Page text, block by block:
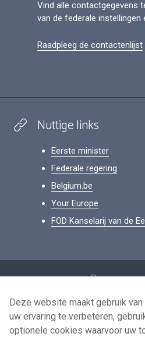
Vind alle contactgegevens
van de federale instellingen
Raadpleeg de contactenlijst
Nuttige links
Eerste minister
Federale regering
Belgium.be
Your Europe
FOD Kanselarij van de
Voorwaarden voor
Deze website maakt gebruik
uw ervaring te verbeteren,
optionele cookies waarvoor uw